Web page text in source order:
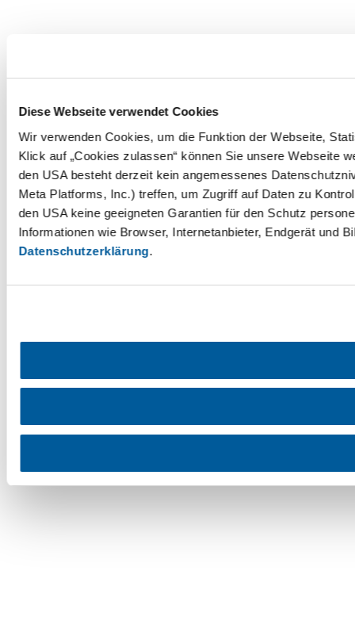
Diese Webseite verwendet Cookies
Wir verwenden Cookies, um die Funktion der Webseite,
Klick auf „Cookies zulassen“ können Sie unsere Webseite
den USA besteht derzeit kein angemessenes
Meta Platforms, Inc.) treffen, um Zugriff auf Daten zu
den USA keine geeigneten Garantien für den Schutz
Informationen wie Browser, Internetanbieter, Endgerät und
Datenschutzerklärung.